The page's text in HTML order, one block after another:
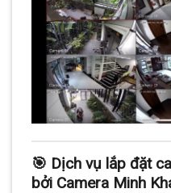
🎯 Dịch vụ lắp đặt
bởi Camera Minh